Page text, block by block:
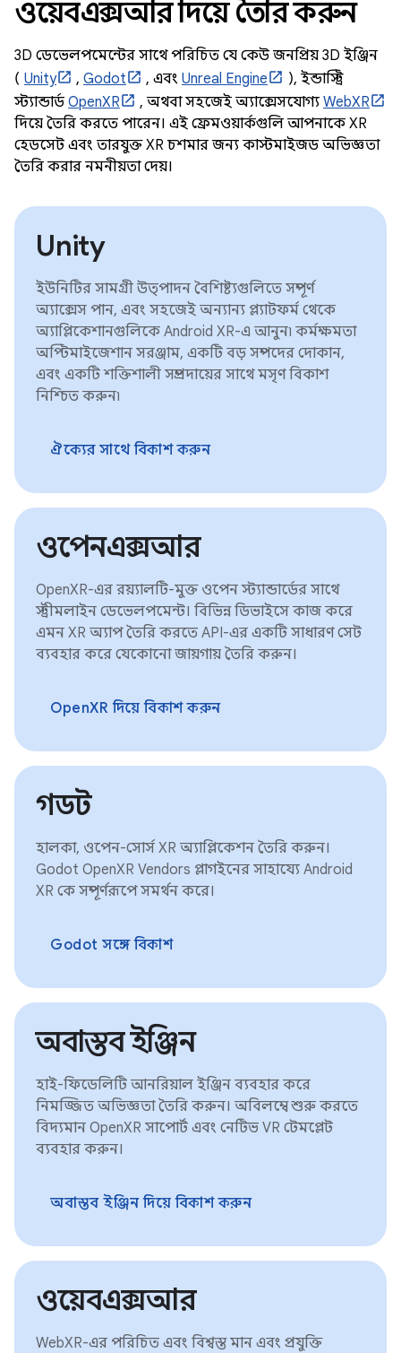
ওয়েবএক্সআর দিয়ে তৈরি করুন
3D ডেভেলপমেন্টের সাথে পরিচিত যে কেউ জনপ্রিয় 3D ইঞ্জিন
( Unity , Godot , এবং Unreal Engine
), ইন্ডাস্ট্রি
স্ট্যান্ডার্ড OpenXR , অথবা সহজেই অ্যাক্সেসযোগ্য WebXR
দিয়ে তৈরি করতে পারেন। এই ফ্রেমওয়ার্কগুলি আপনাকে XR
হেডসেট এবং তারযুক্ত XR চশমার জন্য কাস্টমাইজড অভিজ্ঞতা
তৈরি করার নমনীয়তা দেয়।
Unity
ইউনিটির সামগ্রী উত্পাদন বৈশিষ্ট্যগুলিতে সম্পূর্ণ
অ্যাক্সেস পান, এবং সহজেই অন্যান্য প্ল্যাটফর্ম থেকে
অ্যাপ্লিকেশানগুলিকে Android XR-এ আনুন৷ কর্মক্ষমতা
অপ্টিমাইজেশান সরঞ্জাম, একটি বড় সম্পদের দোকান,
এবং একটি শক্তিশালী সম্প্রদায়ের সাথে মসৃণ বিকাশ
নিশ্চিত করুন৷
ঐক্যের সাথে বিকাশ করুন
ওপেনএক্সআর
OpenXR-এর রয়্যালটি-মুক্ত ওপেন স্ট্যান্ডার্ডের সাথে
স্ট্রীমলাইন ডেভেলপমেন্ট। বিভিন্ন ডিভাইসে কাজ করে
এমন XR অ্যাপ তৈরি করতে API-এর একটি সাধারণ সেট
ব্যবহার করে যেকোনো জায়গায় তৈরি করুন।
OpenXR দিয়ে বিকাশ করুন
গডট
হালকা, ওপেন-সোর্স XR অ্যাপ্লিকেশন তৈরি করুন।
Godot OpenXR Vendors প্লাগইনের সাহায্যে Android
XR কে সম্পূর্ণরূপে সমর্থন করে।
Godot সঙ্গে বিকাশ
অবাস্তব ইঞ্জিন
হাই-ফিডেলিটি আনরিয়াল ইঞ্জিন ব্যবহার করে
নিমজ্জিত অভিজ্ঞতা তৈরি করুন। অবিলম্বে শুরু করতে
বিদ্যমান OpenXR সাপোর্ট এবং নেটিভ VR টেমপ্লেট
ব্যবহার করুন।
অবাস্তব ইঞ্জিন দিয়ে বিকাশ করুন
ওয়েবএক্সআর
WebXR-এর পরিচিত এবং বিশ্বস্ত মান এবং প্রযুক্তি